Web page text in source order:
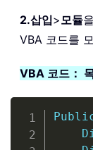
2.삽입>모듈
VBA 코드를
VBA 코드：